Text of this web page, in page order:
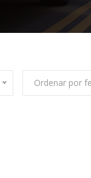
Ordenar por